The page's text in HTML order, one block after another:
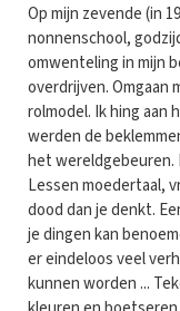
Op mijn zevende (in
nonnenschool,
omwenteling in mijn
overdrijven. Omgaan
rolmodel. Ik hing aan
werden de
het
Lessen moedertaal,
dood dan je denkt.
je dingen kan
er eindeloos veel
kunnen worden ...